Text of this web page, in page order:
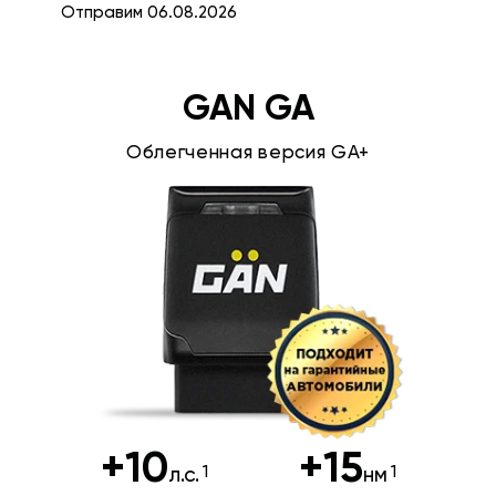
Отправим 06.08.2026
GAN GA
Облегченная версия GA+
+10л.с. +15нм